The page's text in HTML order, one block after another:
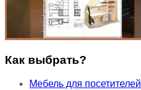
Как выбрать?
Мебель для посетителей